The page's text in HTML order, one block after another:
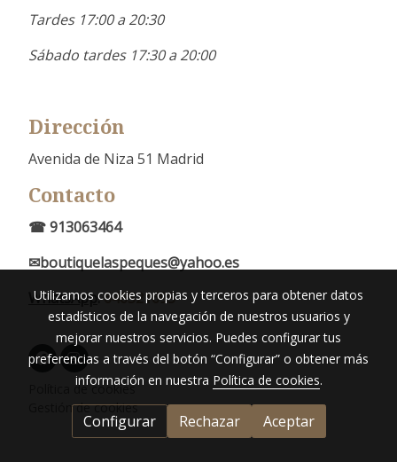
Tardes 17:00 a 20:30
Sábado tardes 17:30 a 20:00
Dirección
Avenida de Niza 51 Madrid
Contacto
☎ 913063464
✉boutiquelaspeques@yahoo.es
WhatsApp :646521695
Política de cookies
Gestión de cookies
Utilizamos cookies propias y terceros para obtener datos
estadísticos de la navegación de nuestros usuarios y
mejorar nuestros servicios. Puedes configurar tus
preferencias a través del botón “Configurar” o obtener más
información en nuestra Política de cookies.
Configurar Rechazar Aceptar